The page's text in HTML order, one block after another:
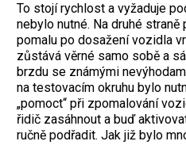
To stojí rychlost a vyžaduje
nebylo nutné. Na druhé
pomalu po dosažení vozidla
zůstává věrné samo sobě a
brzdu se známými
na testovacím okruhu bylo
„pomoct“ při zpomalování
řidič zasáhnout a buď
ručně podřadit. Jak již bylo